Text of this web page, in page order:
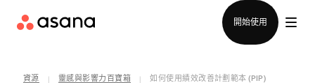
開始使用
資源 靈感與影響力百寶箱 如何使用績效改善計劃範本 (PIP)